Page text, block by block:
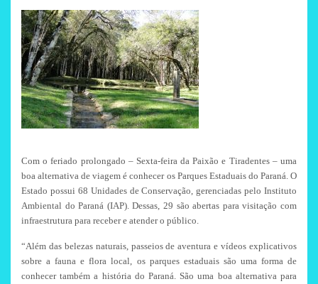
Com o feriado prolongado – Sexta-feira da Paixão e Tiradentes – uma
boa alternativa de viagem é conhecer os Parques Estaduais do Paraná. O
Estado possui 68 Unidades de Conservação, gerenciadas pelo Instituto
Ambiental do Paraná (IAP). Dessas, 29 são abertas para visitação com
infraestrutura para receber e atender o público.
“Além das belezas naturais, passeios de aventura e vídeos explicativos
sobre a fauna e flora local, os parques estaduais são uma forma de
conhecer também a história do Paraná. São uma boa alternativa para